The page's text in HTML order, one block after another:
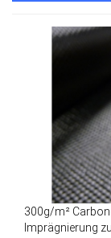
300g/m²
Imprägnierung